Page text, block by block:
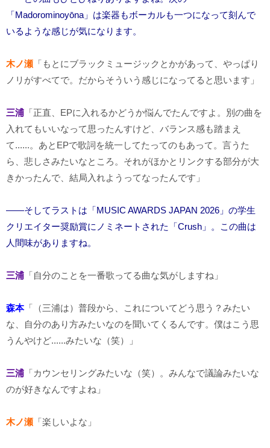
「Madorominoyōna」は楽器もボーカルも一つになって刻んで
いるような感じが気になります。
木ノ瀬 「もとにブラックミュージックとかがあって、やっぱり
ノリがすべてで。だからそういう感じになってると思います」
三浦 「正直、EPに入れるかどうか悩んでたんですよ。別の曲を
入れてもいいなって思ったんすけど、バランス感も踏まえ
て......。あとEPで歌詞を統一してたってのもあって。言うた
ら、悲しさみたいなところ。それがほかとリンクする部分が大
きかったんで、結局入れようってなったんです」
――そしてラストは「MUSIC AWARDS JAPAN 2026」の学生
クリエイター奨励賞にノミネートされた「Crush」。この曲は
人間味がありますね。
三浦 「自分のことを一番歌ってる曲な気がしますね」
森本「（三浦は）普段から、これについてどう思う？みたい
な、自分のあり方みたいなのを聞いてくるんです。僕はこう思
うんやけど......みたいな（笑）」
三浦 「カウンセリングみたいな（笑）。みんなで議論みたいな
のが好きなんですよね」
木ノ瀬 「楽しいよな」